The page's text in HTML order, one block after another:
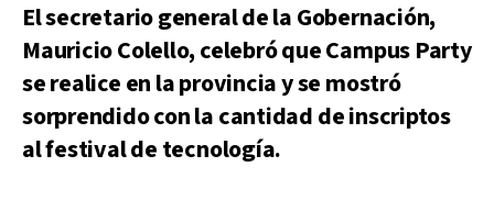
El secretario general de la Gobernación,
Mauricio Colello, celebró que Campus Party
se realice en la provincia y se mostró
sorprendido con la cantidad de inscriptos
al festival de tecnología.